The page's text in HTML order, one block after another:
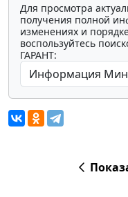
Для просмотра
получения полной
изменениях и
воспользуйтесь
ГАРАНТ: